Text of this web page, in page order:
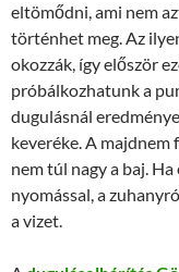
eltömődni, ami nem
történhet meg. Az
okozzák, így először
próbálkozhatunk a
dugulásnál
keveréke. A
nem túl nagy a baj.
nyomással, a
a vizet.